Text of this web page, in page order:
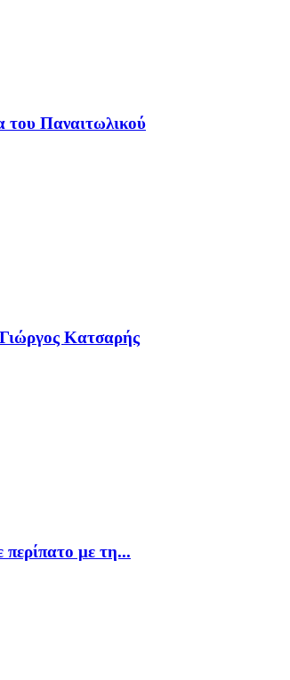
του Παναιτωλικού
Γιώργος Κατσαρής
με τη...